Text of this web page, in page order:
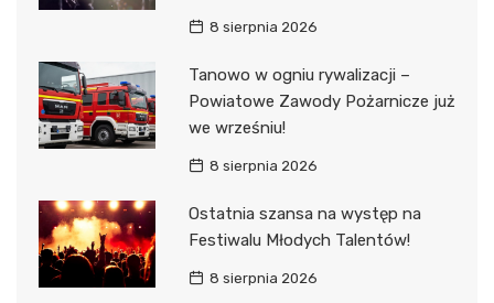
8 sierpnia 2026
Tanowo w ogniu rywalizacji –
Powiatowe Zawody Pożarnicze już
we wrześniu!
8 sierpnia 2026
Ostatnia szansa na występ na
Festiwalu Młodych Talentów!
8 sierpnia 2026